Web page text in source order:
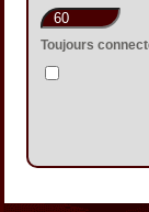
Toujours